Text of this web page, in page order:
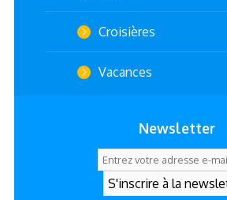
Croisières
Vacances
Newsletter